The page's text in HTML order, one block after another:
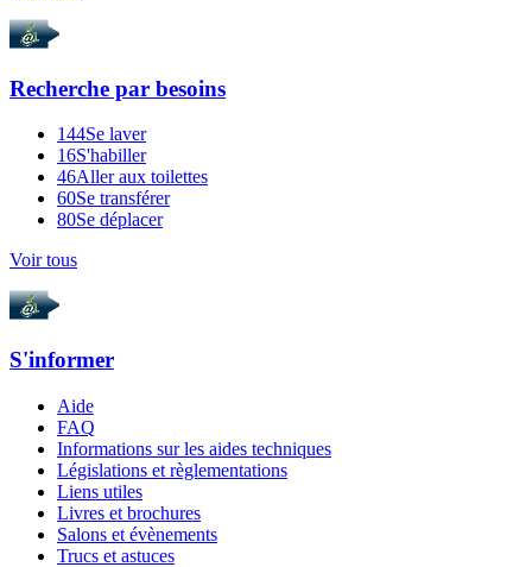
Recherche par besoins
144Se laver
16S'habiller
46Aller aux toilettes
60Se transférer
80Se déplacer
Voir tous
S'informer
Aide
FAQ
Informations sur les aides techniques
Législations et règlementations
Liens utiles
Livres et brochures
Salons et évènements
Trucs et astuces